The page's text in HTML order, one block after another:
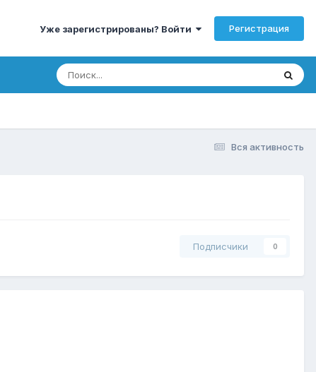
Уже зарегистрированы? Войти Регистрация
Вся активность
Подписчики 0